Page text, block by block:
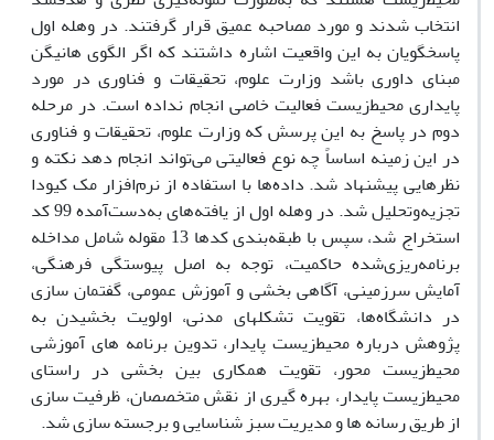
انتخاب شدند و مورد مصاحبه عمیق قرار گرفتند. در وهله اول
پاسخگویان به این واقعیت اشاره داشتند که اگر الگوی هانیگن
مبنای داوری باشد وزارت علوم، تحقیقات و فناوری در مورد
پایداری محیط‌زیست فعالیت خاصی انجام نداده است. در مرحله
دوم در پاسخ به این پرسش که وزارت علوم، تحقیقات و فناوری
در این زمینه اساساً چه نوع فعالیتی می‌تواند انجام دهد نکته و
نظرهایی پیشنهاد شد. داده‌ها با استفاده از نرم‌افزار مک کیودا
تجزیه‌وتحلیل شد. در وهله اول از یافته‌های به‌دست‌آمده 99 کد
استخراج شد، سپس با طبقه‌بندی کدها 13 مقوله شامل مداخله
برنامه‌ریزی‌شده حاکمیت، توجه به اصل پیوستگی فرهنگی،
آمایش سرزمینی، آگاهی ­بخشی و آموزش عمومی، گفتمان سازی
در دانشگاه‌ها، تقویت تشکل­های مدنی، اولویت بخشیدن به
پژوهش درباره محیط‌زیست پایدار، تدوین برنامه ­های آموزشی
محیط‌زیست­ محور، تقویت همکاری بین بخشی در راستای
محیط‌زیست پایدار، بهره­ گیری از نقش متخصصان، ظرفیت ­سازی
از طریق رسانه­ ها و مدیریت سبز شناسایی و برجسته سازی شد.